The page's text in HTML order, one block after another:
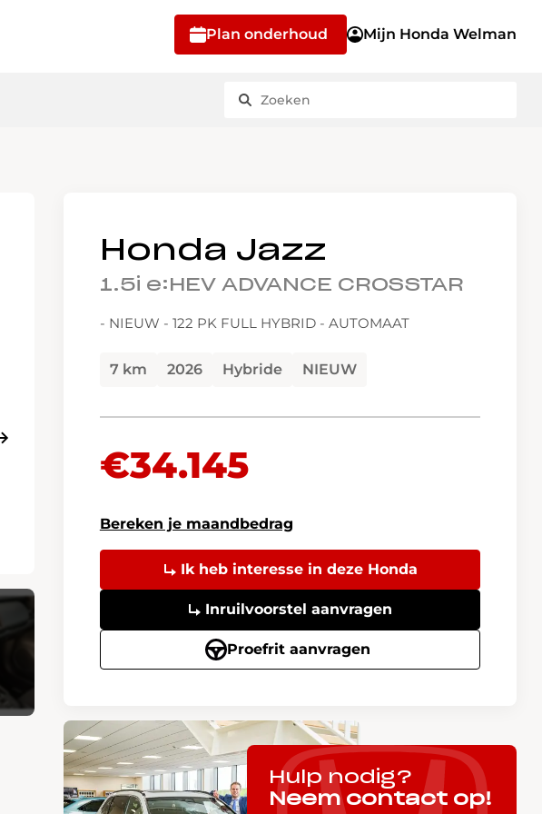
Plan onderhoud Mijn Honda Welman
Ontdek onze
modellen
Bekijk onze voorraad
Bekijk al onze auto's
Maak een afspraak
Plan onderhoud
Happy Customers
Bekijk alle Happy Customers
Honda Jazz
1.5i e:HEV ADVANCE CROSSTAR
- NIEUW - 122 PK FULL HYBRID - AUTOMAAT
7 km 2026 Hybride NIEUW
€34.145
Bereken je maandbedrag
Ik heb interesse in deze Honda
Inruilvoorstel aanvragen
Proefrit aanvragen
Hulp nodig?
Neem contact op!